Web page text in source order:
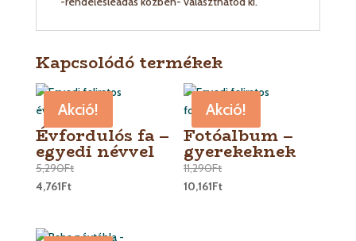
Kapcsolódó termékek
Akció!
Évfordulós fa –
egyedi névvel
5,290Ft
4,761Ft
Akció!
Fotóalbum –
gyerekeknek
11,290Ft
10,161Ft